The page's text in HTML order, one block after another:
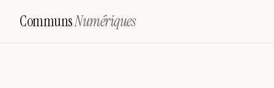
CommunsNumériques